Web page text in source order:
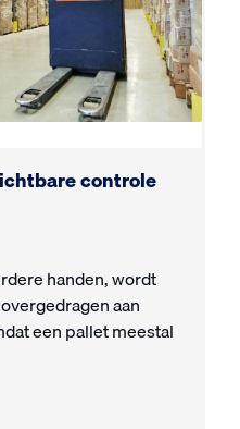
controle
handen, wordt
aan
een pallet meestal